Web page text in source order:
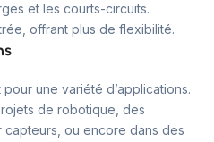
et les courts-circuits.
offrant plus de flexibilité.
une variété d’applications.
de robotique, des
capteurs, ou encore dans des